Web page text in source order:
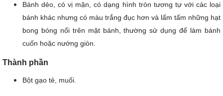
Bánh dẻo, có vị mặn, có dạng hình tròn tương tự với các loại
bánh khác nhưng có màu trắng đục hơn và lấm tấm những hạt
bong bóng nổi trên mặt bánh, thường sử dụng để làm bánh
cuốn hoặc nướng giòn.
Thành phần
Bột gạo tẻ, muối.